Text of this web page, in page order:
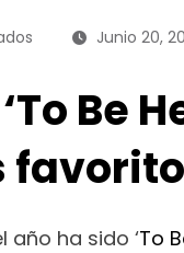
Junio 20,
Be
año ha sido ‘To